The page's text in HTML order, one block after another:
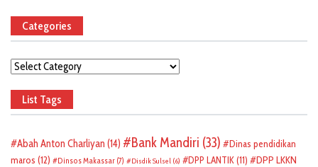
Categories
Categories
List Tags
Abah Anton Charliyan (14) Bank Mandiri (33)
Dinas pendidikan
maros (12) Dinsos Makassar (7) Disdik Sulsel (6) DPP LANTIK(11)
DPP LKKN